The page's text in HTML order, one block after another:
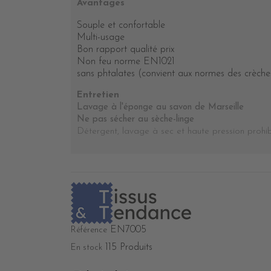
Avantages
Souple et confortable
Multi-usage
Bon rapport qualité prix
Non feu norme EN1021
sans phtalates (convient aux normes des
Entretien
Lavage à l'éponge au savon de Marseille
Ne pas sécher au sèche-linge
Détergent, lavage à sec et haute pression
Référence EN7005
En stock 115 Produits